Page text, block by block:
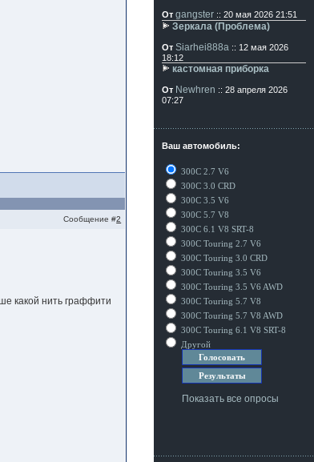
Сообщение #2
какой нить граффити
От gangster :: 20 мая 2026 21:51
Зеркала (Проблема)
От Siarhei888a :: 12 мая 2026
18:12
кастомная приборка
От Newhren :: 28 апреля 2026
07:27
Ваш автомобиль:
300C 2.7 V6
300C 3.0 CRD
300C 3.5 V6
300C 5.7 V8
300C 6.1 V8 SRT-8
300C Touring 2.7 V6
300C Touring 3.0 CRD
300C Touring 3.5 V6
300C Touring 3.5 V6 AWD
300C Touring 5.7 V8
300C Touring 5.7 V8 AWD
300C Touring 6.1 V8 SRT-8
Другой
Показать все опросы